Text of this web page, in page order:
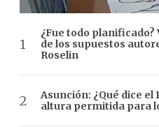
¿Fue todo
de los supuestos
Roselin
Asunción: ¿Qué dice
altura permitida para